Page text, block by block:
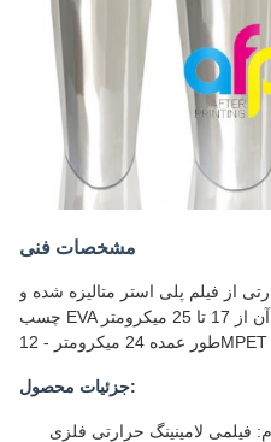
مشخصات فنی
از فیلم پلی استر متالیزه شده و
چسب EVA تشکیل شده است که ضخامت آن از 17 تا 25 میکرومتر (به
جزئیات محصول: